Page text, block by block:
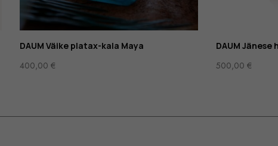
DAUM Väike platax-kala Maya
400,00 €
DAUM Jänese
500,00€